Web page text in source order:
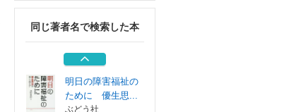
同じ著者名で検索した本
ぎょうせい
アサノ知事のメル
マガ １～１０６
ぶどう社
明日の障害福祉の
ために 優生思...
ぶどう社